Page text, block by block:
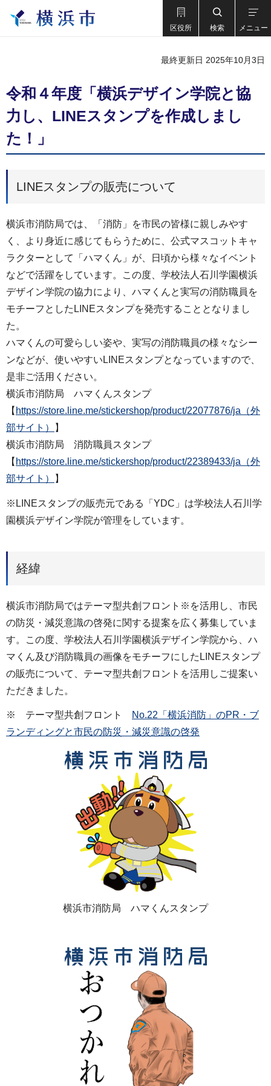
区役所 検索 メニュー
最終更新日 2025年10月3日
令和４年度「横浜デザイン学院と協
力し、LINEスタンプを作成しまし
た！」
LINEスタンプの販売について
横浜市消防局では、「消防」を市民の皆様に親しみやす
く、より身近に感じてもらうために、公式マスコットキャ
ラクターとして「ハマくん」が、日頃から様々なイベント
などで活躍をしています。この度、学校法人石川学園横浜
デザイン学院の協力により、ハマくんと実写の消防職員を
モチーフとしたLINEスタンプを発売することとなりまし
た。
ハマくんの可愛らしい姿や、実写の消防職員の様々なシー
ンなどが、使いやすいLINEスタンプとなっていますので、
是非ご活用ください。
横浜市消防局 ハマくんスタンプ
【 https://store.line.me/stickershop/product/22077876/ja（外
部サイト）
】
横浜市消防局 消防職員スタンプ
【 https://store.line.me/stickershop/product/22389433/ja（外
部サイト）
】
※LINEスタンプの販売元である「YDC」は学校法人石川学
園横浜デザイン学院が管理をしています。
経緯
横浜市消防局ではテーマ型共創フロント※を活用し、市民
の防災・減災意識の啓発に関する提案を広く募集していま
す。この度、学校法人石川学園横浜デザイン学院から、ハ
マくん及び消防職員の画像をモチーフにしたLINEスタンプ
の販売について、テーマ型共創フロントを活用しご提案い
ただきました。
※ テーマ型共創フロント
No.22「横浜消防」のPR・ブ
ランディングと市民の防災・減災意識の啓発
横浜市消防局 ハマくんスタンプ